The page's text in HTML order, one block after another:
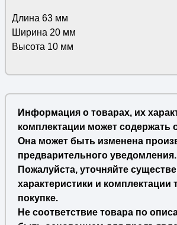
Длина 63 мм
Ширина 20 мм
Высота 10 мм
Информация о товарах, их
комплектации может содержать
Она может быть изменена
предварительного уведомления.
Пожалуйста, уточняйте
характеристики и комплектации
покупке.
Не соответствие товара по